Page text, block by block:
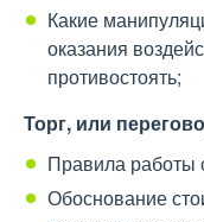
Какие
оказания
противостоять;
Торг, или
Правила работы
Обоснование